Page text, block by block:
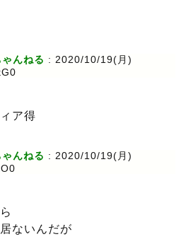
んねる : 2020/10/19(月)
ア得
んねる : 2020/10/19(月)
ないんだが